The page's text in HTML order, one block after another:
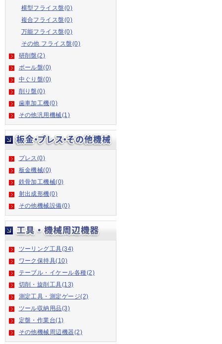
横型フライス盤(0)
複合フライス盤(0)
万能フライス盤(0)
その他 フライス盤(0)
研削盤(2)
ボール盤(0)
中ぐり盤(0)
削り盤(0)
歯車加工機(0)
その他汎用機械(1)
プレス(0)
板金機械(0)
鉄骨加工機械(0)
射出成形機(0)
その他機械設備(0)
ツーリング工具(34)
ワーク保持具(10)
テーブル・イケール各種(2)
切削・旋削工具(13)
測定工具・測定ゲージ(2)
ツール収納用品(3)
定盤・作業台(1)
その他機械周辺機器(2)